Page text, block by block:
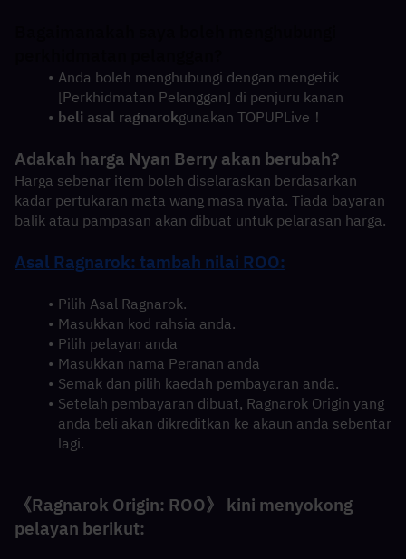
Anda boleh menghubungi dengan mengetik
[Perkhidmatan Pelanggan] di penjuru kanan
beli asal ragnarokgunakan TOPUPLive！
Adakah harga Nyan Berry akan berubah?
Harga sebenar item boleh diselaraskan berdasarkan
kadar pertukaran mata wang masa nyata. Tiada bayaran
balik atau pampasan akan dibuat untuk pelarasan harga.
Asal Ragnarok: tambah nilai ROO:
Pilih Asal Ragnarok.
Masukkan kod rahsia anda.
Pilih pelayan anda
Masukkan nama Peranan anda
Semak dan pilih kaedah pembayaran anda.
Setelah pembayaran dibuat, Ragnarok Origin yang
anda beli akan dikreditkan ke akaun anda sebentar
lagi.
《Ragnarok Origin: ROO》 kini menyokong
pelayan berikut: